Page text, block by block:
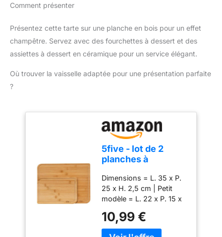
Comment présenter
Présentez cette tarte sur une planche en bois pour un effet
champêtre. Servez avec des fourchettes à dessert et des
assiettes à dessert en céramique pour un service élégant.
Où trouver la vaisselle adaptée pour une présentation parfaite
?
5five - lot de 2
planches à
Dimensions = L. 35 x P.
25 x H. 2,5 cm | Petit
modèle = L. 22 x P. 15 x
= L. 35 x P. 25 x H.
1,4cm | Poids = 1.054 kg
10,99 €